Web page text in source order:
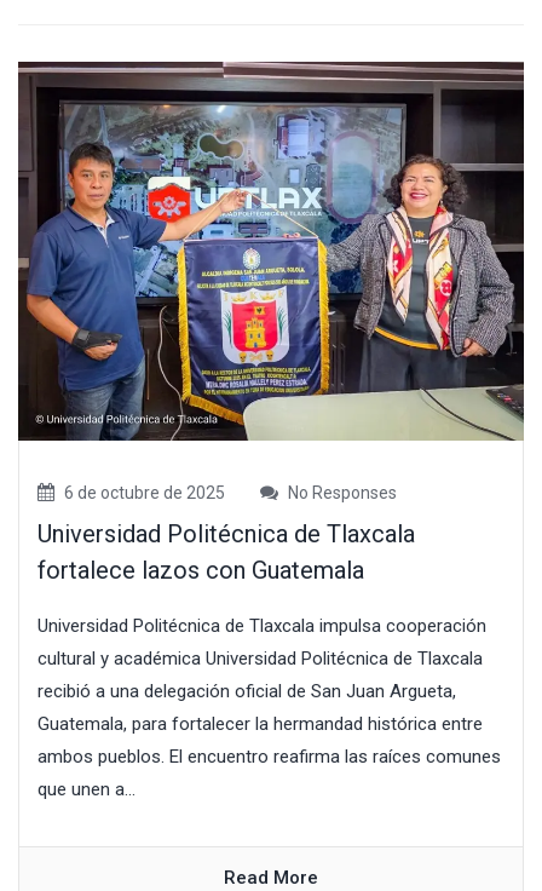
6 de octubre de 2025 No Responses
Universidad Politécnica de Tlaxcala
fortalece lazos con Guatemala
Universidad Politécnica de Tlaxcala impulsa cooperación
cultural y académica Universidad Politécnica de Tlaxcala
recibió a una delegación oficial de San Juan Argueta,
Guatemala, para fortalecer la hermandad histórica entre
ambos pueblos. El encuentro reafirma las raíces comunes
que unen a...
Read More